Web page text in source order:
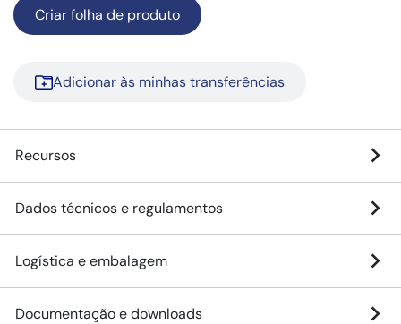
Criar folha de produto
Adicionar às minhas transferências
Recursos
Dados técnicos e regulamentos
Logística e embalagem
Documentação e downloads